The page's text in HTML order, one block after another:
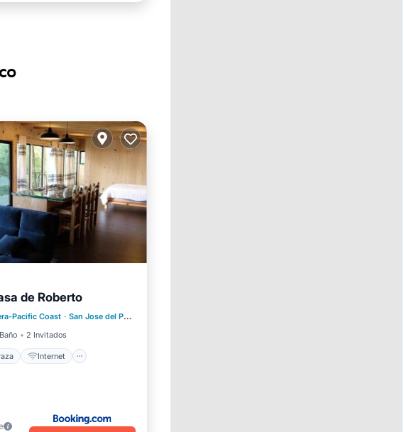
de Roberto
Pacific Coast · San Jose del Pacifico
2 Invitados
Internet
mascotas
Protección